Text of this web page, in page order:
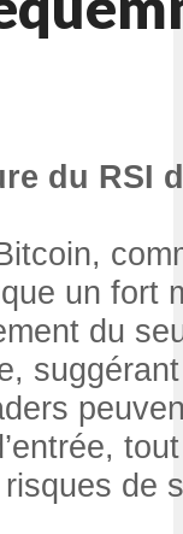
du RSI
un fort
du
de